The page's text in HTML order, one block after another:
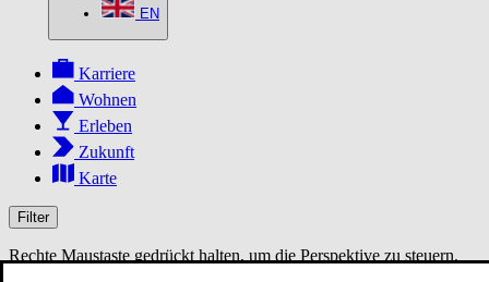
EN
Karriere
Wohnen
Erleben
Zukunft
Karte
Filter
Rechte Maustaste gedrückt halten, um die Perspektive zu steuern.